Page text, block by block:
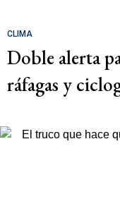
CLIMA
Doble alerta
ráfagas y